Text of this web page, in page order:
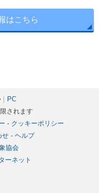
はこちら
｜
PC
されます
- クッキーポリシー
せ- ヘルプ
協会
ーネット